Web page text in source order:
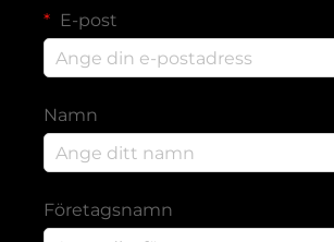
E-post
Namn
Företagsnamn